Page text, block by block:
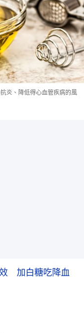
炎、降低得心血管疾病的風
　加白糖吃降血